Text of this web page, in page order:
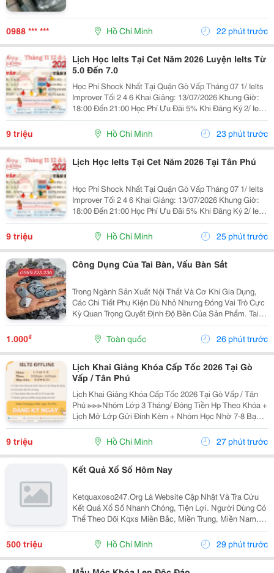
0988 *** *** Hồ Chí Minh 22 phút trước
Lịch Học Ielts Tại Cet Năm 2026 Luyện Ielts Từ
5.0 Đến 7.0
Học Phí Shock Nhất Tại Quận Gò Vấp Tháng 07 1/ Ielts
Improver Tối 2 4 6 Khai Giảng: 13/07/2026 Khung Giờ:
18:00 Đến 21:00 Học Phí Ưu Đãi 5% Khi Đăng Ký 2/ Ielts
Basic Tối 3 5 7 Khai Giảng: 07//07/2026 Khung Giờ:
18:00 Đến 21:00 ...
9 triệu Hồ Chí Minh 23 phút trước
Lịch Học Ielts Tại Cet Năm 2026 Tại Tân Phú
Học Phí Shock Nhất Tại Quận Gò Vấp Tháng 07 1/ Ielts
Improver Tối 2 4 6 Khai Giảng: 13/07/2026 Khung Giờ:
18:00 Đến 21:00 Học Phí Ưu Đãi 5% Khi Đăng Ký 2/ Ielts
Basic Tối 3 5 7 Khai Giảng: 07//07/2026 Khung Giờ:
18:00 Đến 21:00 ...
9 triệu Hồ Chí Minh 25 phút trước
Công Dụng Của Tai Bàn, Vấu Bàn Sắt
Trong Ngành Sản Xuất Nội Thất Và Cơ Khí Gia Dụng,
Các Chi Tiết Phụ Kiện Dù Nhỏ Nhưng Đóng Vai Trò Cực
Kỳ Quan Trọng Quyết Định Độ Bền Của Sản Phẩm. Tai
Bàn Sắt (Hay Còn Gọi Là Tai Sắt Cho Bàn Ghế, Vấu Bàn
Sắt, Tai Khóa, Tai Khóa Sắt ) Chính Là Một...
1.000₫ Toàn quốc 26 phút trước
Lịch Khai Giảng Khóa Cấp Tốc 2026 Tại Gò
Vấp / Tân Phú
Lịch Khai Giảng Khóa Cấp Tốc 2026 Tại Gò Vấp / Tân
Phú ≫≫≫Nhóm Lớp 3 Tháng/ Đóng Tiền Hp Theo Khóa +
Lịch Mở Lớp Gửi Đính Kèm + Nhóm Học Nhờ 7-8 Bạn/
Lớp + Giáo Trình Ielts Có Band Điểm Lộ Trình, Sách
Nước Ngoài Bám Sát + Chia Đều 4 Kỹ...
9 triệu Hồ Chí Minh 27 phút trước
Kết Quả Xổ Số Hôm Nay
Ketquaxoso247.Org Là Website Cập Nhật Và Tra Cứu
Kết Quả Xổ Số Nhanh Chóng, Tiện Lợi. Người Dùng Có
Thể Theo Dõi Kqxs Miền Bắc, Miền Trung, Miền Nam,
Vietlott Trực Tiếp Theo Từng Ngày Với Thông Tin Chi
Tiết, Dễ Dàng Tìm Kiếm Và Tra Cứu Trên Nhiều...
500 triệu Hồ Chí Minh 29 phút trước